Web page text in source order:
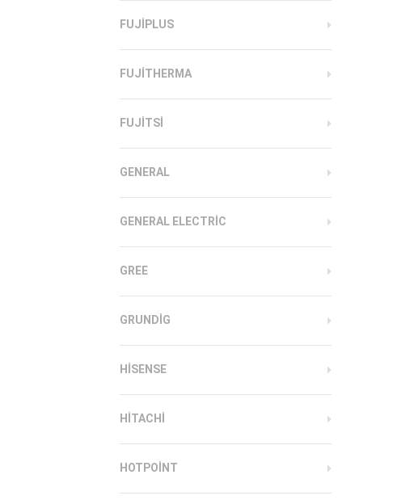
FUJIPLUS
FUJITHERMA
FUJITSI
GENERAL
GENERAL ELECTRIC
GREE
GRUNDIG
HISENSE
HITACHI
HOTPOINT